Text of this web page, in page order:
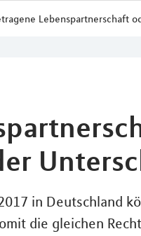
Lebenspartnerschaft
in Deutschland
die gleichen